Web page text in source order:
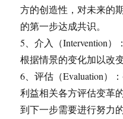
方的创造性，对未来的
的第一步达成共识。
5、介入（Intervention
根据情景的变化加以改
6、评估（Evaluation）
利益相关各方评估变革
到下一步需要进行努力